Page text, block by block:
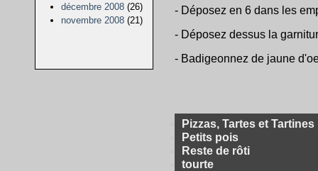
décembre 2008 (26)
novembre 2008 (21)
- Déposez en 6 dans les
- Déposez dessus la
- Badigeonnez de jaune
Pizzas, Tartes et Tartines
Petits pois
Reste de rôti
tourte